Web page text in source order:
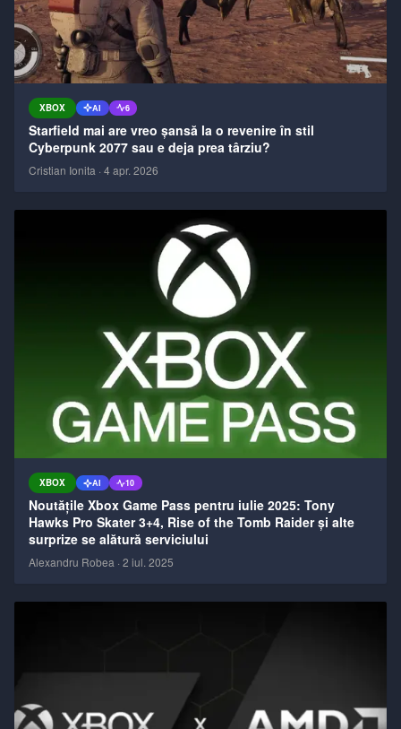
XBOX AI 6
Starfield mai are vreo șansă la o revenire în stil
Cyberpunk 2077 sau e deja prea târziu?
Cristian Ionita · 4 apr. 2026
XBOX AI 10
Noutățile Xbox Game Pass pentru iulie 2025: Tony
Hawks Pro Skater 3+4, Rise of the Tomb Raider și alte
surprize se alătură serviciului
Alexandru Robea · 2 iul. 2025